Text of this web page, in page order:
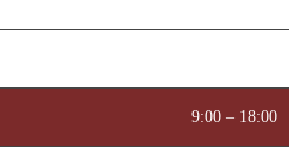
9:00 – 18:00